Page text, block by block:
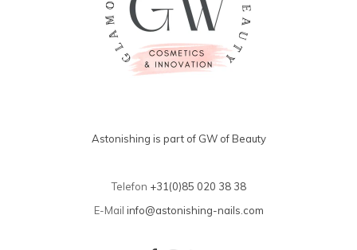
Astonishing is part of GW of Beauty
Telefon +31(0)85 020 38 38
E-Mail info@astonishing-nails.com